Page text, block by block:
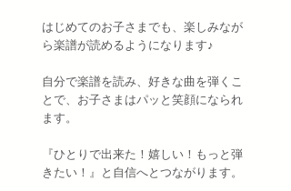
​はじめてのお子さまでも、楽しみなが
ら楽譜が読めるようになります♪
自分で楽譜を読み、好きな曲を弾くこ
とで、お子さまはパッと笑顔になられ
ます。
『ひとりで出来た！嬉しい！もっと弾
きたい！』と自信へとつながります。​